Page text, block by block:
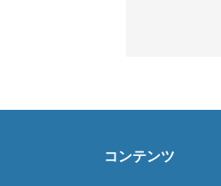
コンテンツ